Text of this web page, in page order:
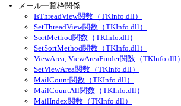
メール一覧枠関係
IsThreadView関数（TKInfo.dll）
SetThreadView関数（TKInfo.dll）
SortMethod関数（TKInfo.dll）
SetSortMethod関数（TKInfo.dll）
ViewArea, ViewAreaFinder関数（TKInfo.dll）
SetViewArea関数（TKInfo.dll）
MailCount関数（TKInfo.dll）
MailCountAll関数（TKInfo.dll）
MailIndex関数（TKInfo.dll）